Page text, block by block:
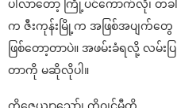
ပါလာတော့ ကြို့ပင်ကောက်လို၊ တခါ
က ဇီးကုန်းမြို့က အဖြစ်အပျက်တွေ
ဖြစ်တော့တာပဲ။ အဖမ်းခံရလို့ လမ်းပြ
တာကို မဆိုလိုပါ။